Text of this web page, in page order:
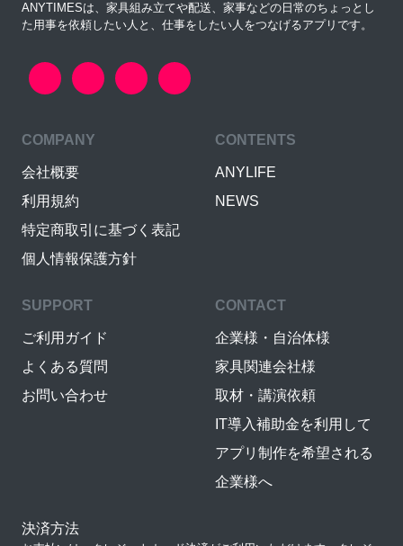
ANYTIMESは、家具組み立てや配送、家事などの日常のちょっとし
た用事を依頼したい人と、仕事をしたい人をつなげるアプリです。
COMPANY
会社概要
利用規約
特定商取引に基づく表記
個人情報保護方針
CONTENTS
ANYLIFE
NEWS
SUPPORT
ご利用ガイド
よくある質問
お問い合わせ
CONTACT
企業様・自治体様
家具関連会社様
取材・講演依頼
IT導入補助金を利用して
アプリ制作を希望される
企業様へ
決済方法